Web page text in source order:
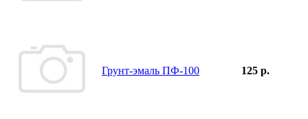
Грунт-эмаль ПФ-100 125 р.